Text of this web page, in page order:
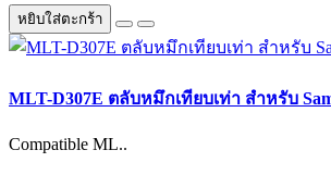
หยิบใส่ตะกร้า
MLT-D307E ตลับหมึกเทียบเท่า สำหรับ
Compatible ML..